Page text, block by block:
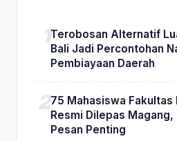
Terobosan Alternatif
Bali Jadi Percontohan
Pembiayaan Daerah
75 Mahasiswa Fakultas
Resmi Dilepas
Pesan Penting